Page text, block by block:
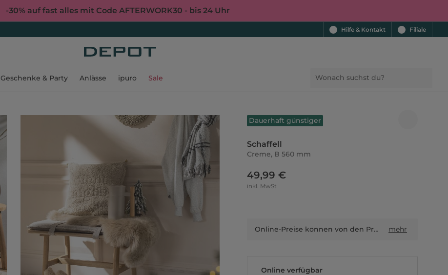
-30% auf fast alles mit Code AFTERWORK30 - bis 24 Uhr
Hilfe & Kontakt Filiale
Geschenke & Party Anlässe ipuro Sale
Dauerhaft günstiger
Schaffell
Creme, B 560 mm
49,99 €
inkl. MwSt
Online-Preise können von den Preisen in Filialen sowie Shop-in-Shop-Flächen abweichen. mehr
Online verfügbar